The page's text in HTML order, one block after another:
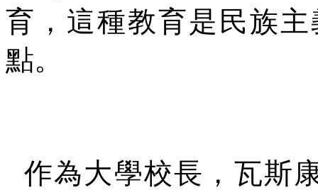
育，這種教育是民族
點。
作為大學校長，瓦斯